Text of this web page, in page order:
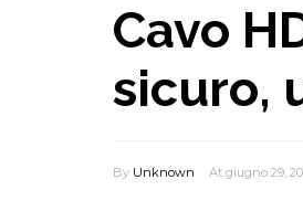
Cavo
sicuro,
By Unknown At giugno 29,